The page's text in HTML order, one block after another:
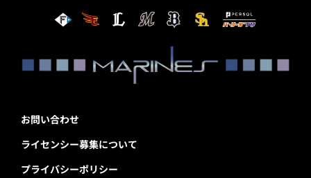
お問い合わせ
ライセンシー募集について
プライバシーポリシー